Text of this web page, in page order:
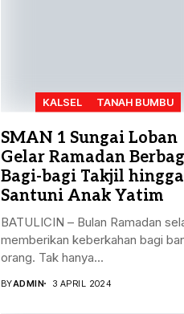
KALSEL TANAH BUMBU
SMAN 1 Sungai Loban
Gelar Ramadan
Bagi-bagi Takjil hingga
Santuni Anak Yatim
BATULICIN – Bulan Ramadan
memberikan keberkahan bagi
orang. Tak hanya...
BYADMIN 3 APRIL 2024